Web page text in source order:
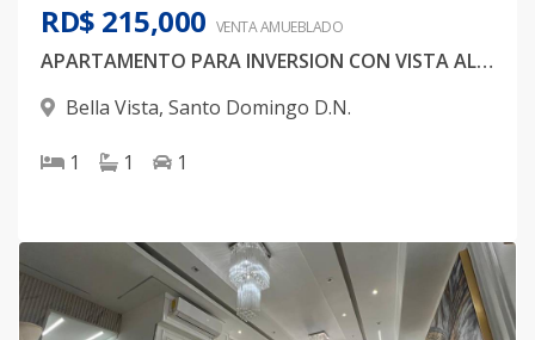
RD$ 215,000 VENTA AMUEBLADO
APARTAMENTO PARA INVERSION CON VISTA AL MAR
Bella Vista, Santo Domingo D.N.
1 1 1